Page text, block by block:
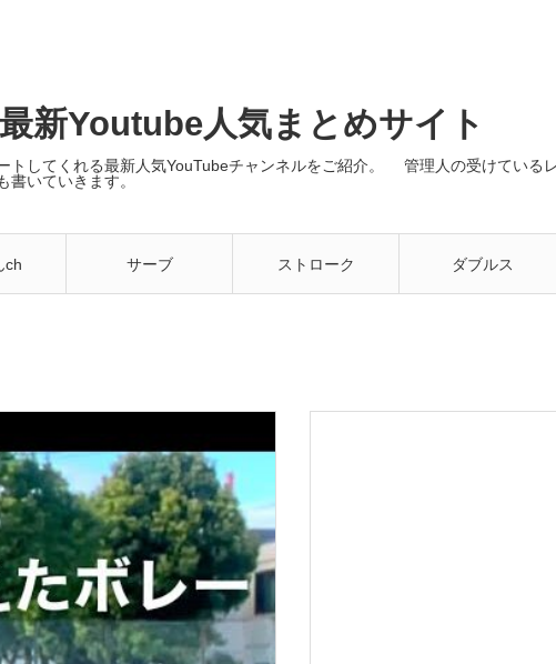
新Youtube人気まとめサイト
してくれる最新人気YouTubeチャンネルをご紹介。 管理人の受けている
書いていきます。
ch サーブ ストローク ダブルス